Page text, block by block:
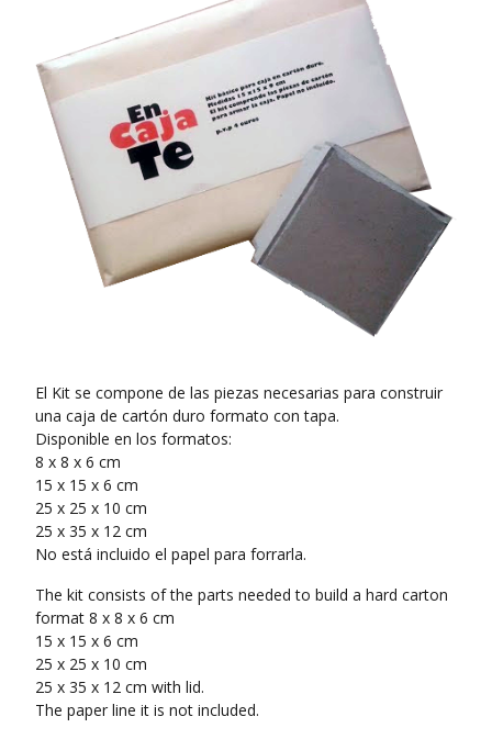
El Kit se compone de las piezas necesarias para construir
una caja de cartón duro formato con tapa.
Disponible en los formatos:
8 x 8 x 6 cm
15 x 15 x 6 cm
25 x 25 x 10 cm
25 x 35 x 12 cm
No está incluido el papel para forrarla.
The kit consists of the parts needed to build a hard carton
format 8 x 8 x 6 cm
15 x 15 x 6 cm
25 x 25 x 10 cm
25 x 35 x 12 cm with lid.
The paper line it is not included.